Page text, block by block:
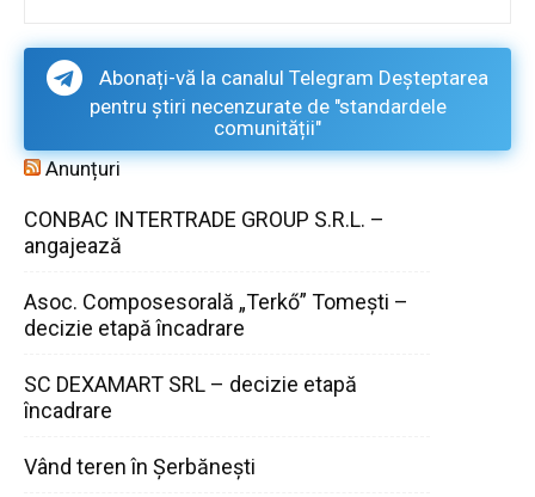
Abonați-vă la canalul Telegram Deșteptarea
pentru știri necenzurate de "standardele
comunității"
Anunțuri
CONBAC INTERTRADE GROUP S.R.L. –
angajează
Asoc. Composesorală „Terkő” Tomești –
decizie etapă încadrare
SC DEXAMART SRL – decizie etapă
încadrare
Vând teren în Șerbănești